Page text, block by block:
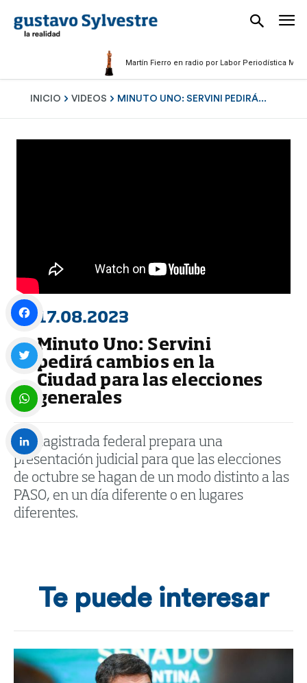
Martín Fierro en radio por Labor Periodística
INICIO VIDEOS MINUTO UNO: SERVINI PEDIRÁ...
17.08.2023
Minuto Uno: Servini
pedirá cambios en la
Ciudad para las elecciones
generales
La magistrada federal prepara una
presentación judicial para que las elecciones
de octubre se hagan de un modo distinto a las
PASO, en un día diferente o en lugares
diferentes.
Te puede interesar
Facebook
Twitter
WhatsApp
LinkedIn